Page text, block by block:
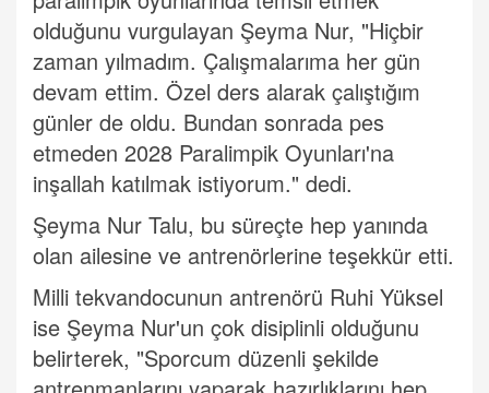
olduğunu vurgulayan Şeyma Nur, "Hiçbir
zaman yılmadım. Çalışmalarıma her gün
devam ettim. Özel ders alarak çalıştığım
günler de oldu. Bundan sonrada pes
etmeden 2028 Paralimpik Oyunları'na
inşallah katılmak istiyorum." dedi.
Şeyma Nur Talu, bu süreçte hep yanında
olan ailesine ve antrenörlerine teşekkür etti.
Milli tekvandocunun antrenörü Ruhi Yüksel
ise Şeyma Nur'un çok disiplinli olduğunu
belirterek, "Sporcum düzenli şekilde